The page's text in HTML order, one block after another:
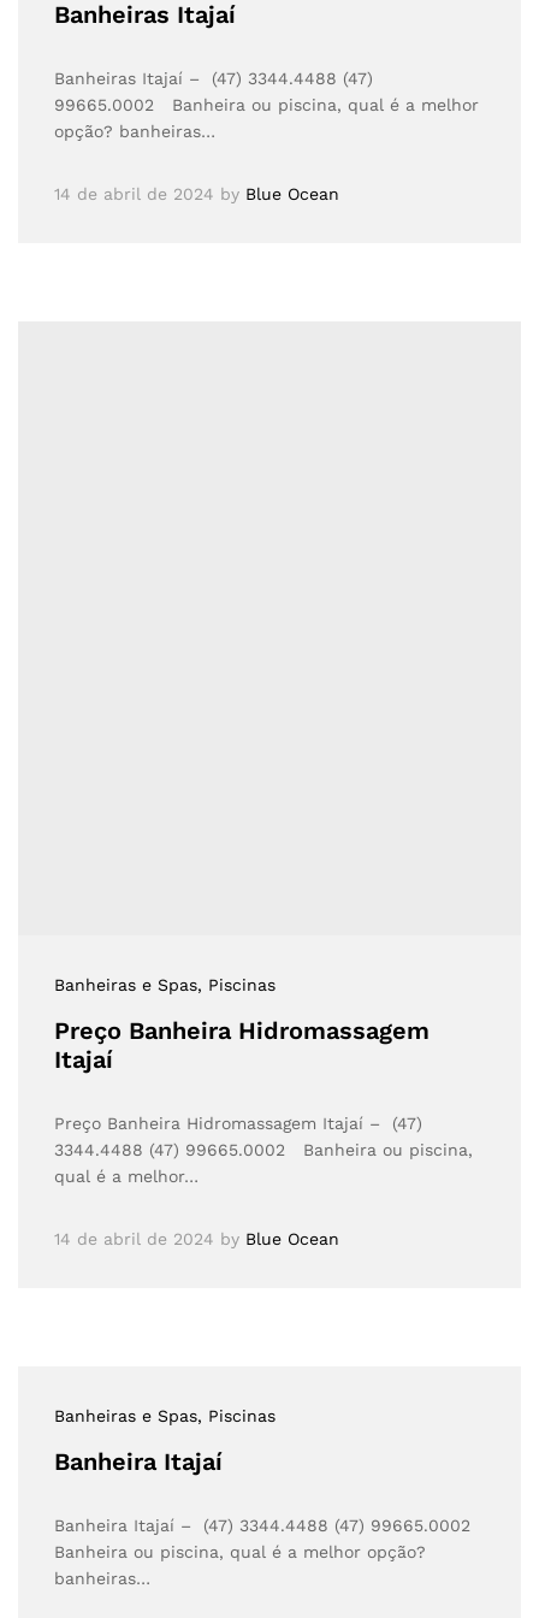
Banheiras Itajaí
Banheiras Itajaí – (47) 3344.4488 (47)
99665.0002 Banheira ou piscina, qual é a melhor
opção? banheiras…
14 de abril de 2024 by Blue Ocean
Banheiras e Spas, Piscinas
Preço Banheira Hidromassagem
Itajaí
Preço Banheira Hidromassagem Itajaí – (47)
3344.4488 (47) 99665.0002 Banheira ou piscina,
qual é a melhor…
14 de abril de 2024 by Blue Ocean
Banheiras e Spas, Piscinas
Banheira Itajaí
Banheira Itajaí – (47) 3344.4488 (47) 99665.0002
Banheira ou piscina, qual é a melhor opção?
banheiras…